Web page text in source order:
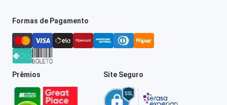
Formas de Pagamento
Prêmios Site Seguro